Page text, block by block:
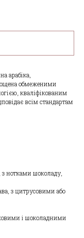
арабіка,
обмеженими
кваліфікованим
всім стандартам
нотками шоколаду,
з цитрусовими або
і шоколадними